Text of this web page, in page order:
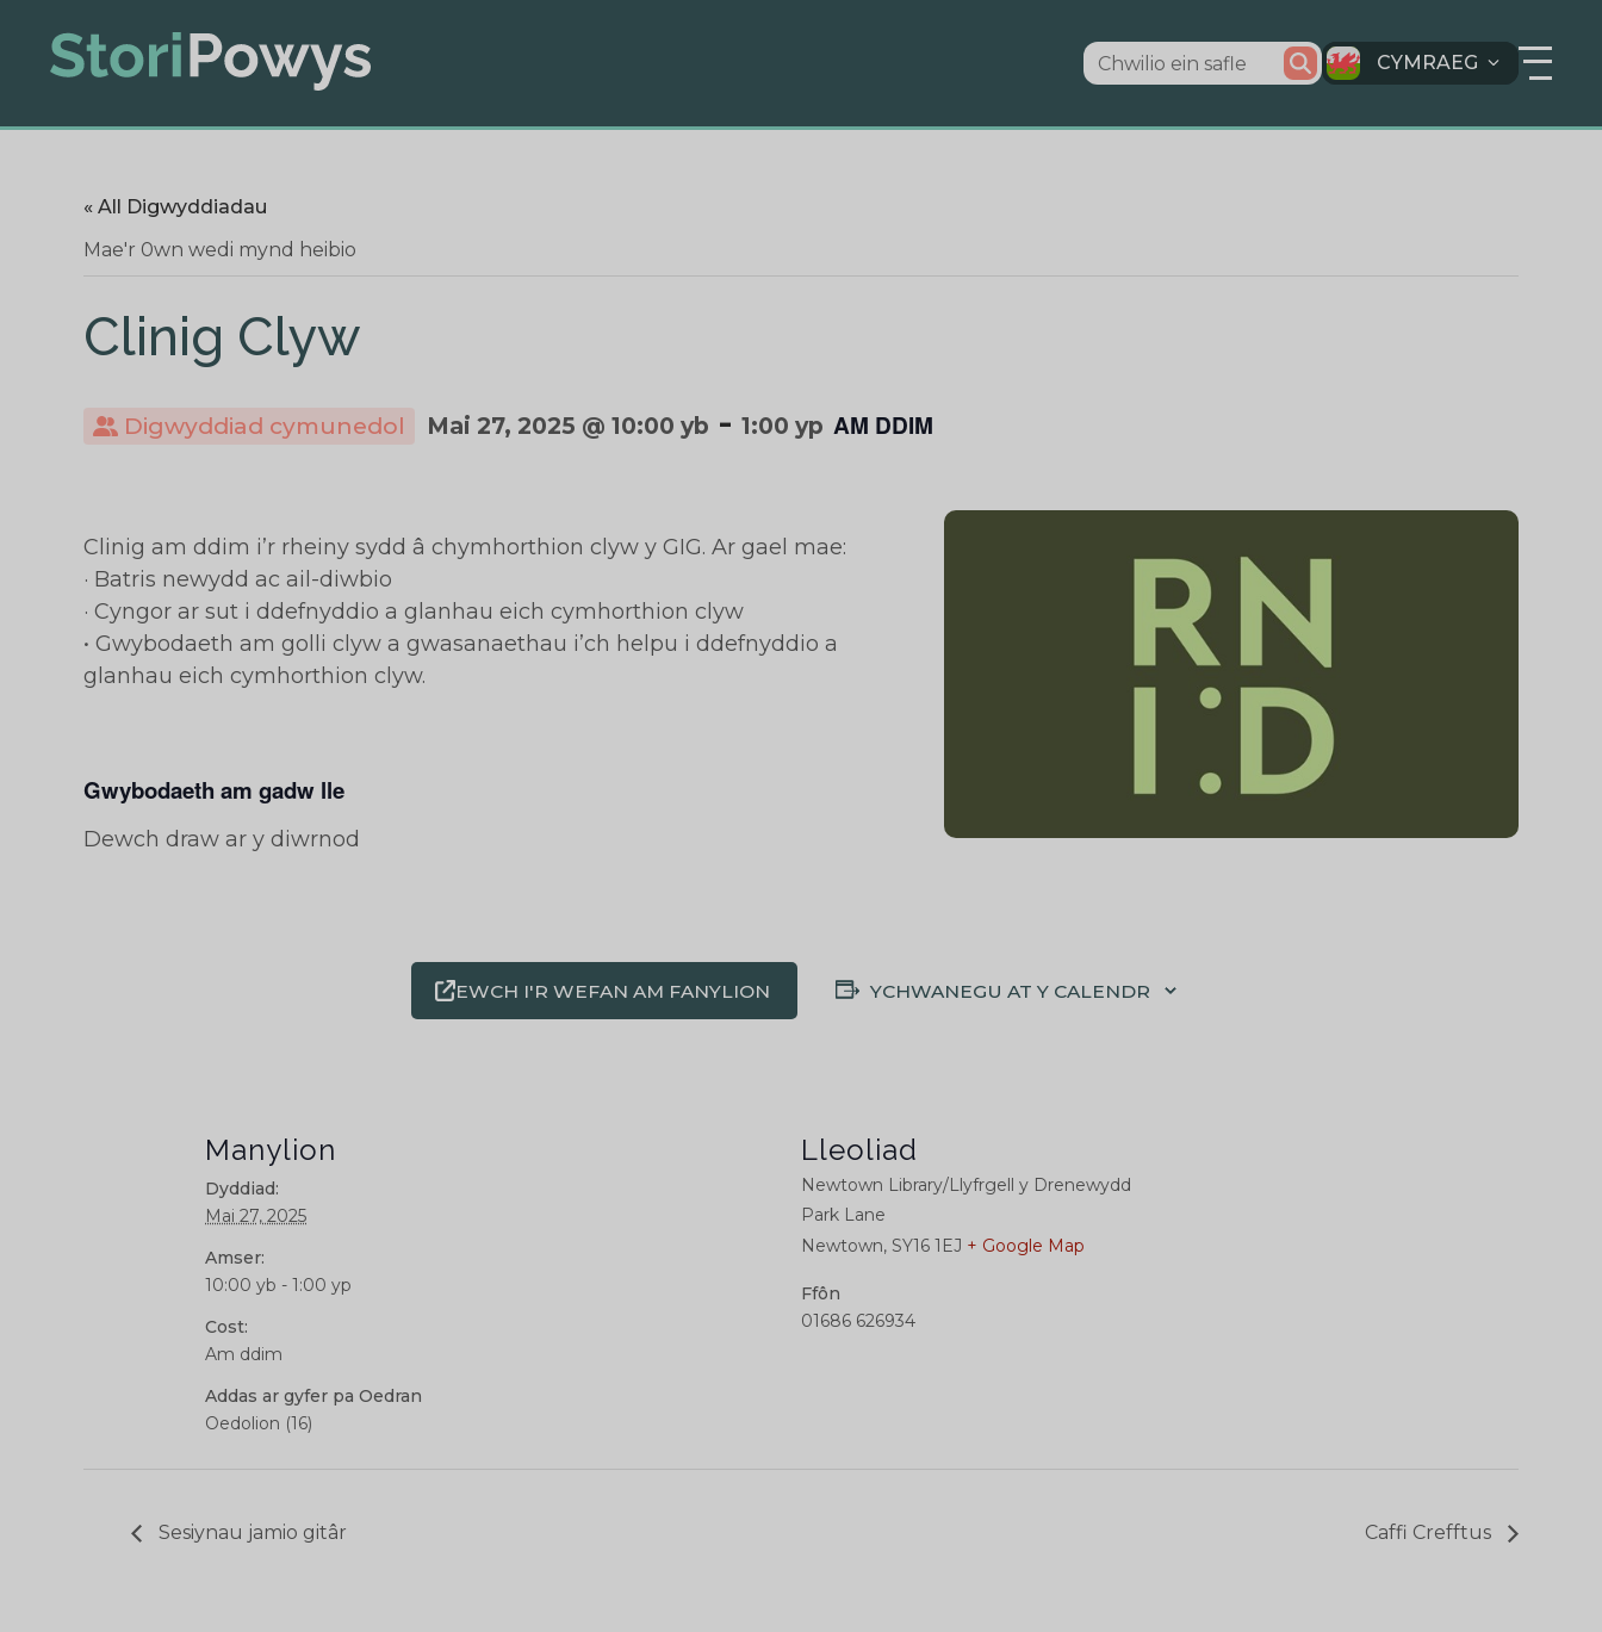
CYMRAEG
« All Digwyddiadau
Mae'r 0wn wedi mynd heibio
Clinig Clyw
Digwyddiad cymunedol Mai 27, 2025 @ 10:00 yb -1:00 yp AM DDIM
Clinig am ddim i’r rheiny sydd â chymhorthion clyw y GIG. Ar gael mae:
· Batris newydd ac ail-diwbio
· Cyngor ar sut i ddefnyddio a glanhau eich cymhorthion clyw
• Gwybodaeth am golli clyw a gwasanaethau i’ch helpu i ddefnyddio a
glanhau eich cymhorthion clyw.
Gwybodaeth am gadw lle
Dewch draw ar y diwrnod
EWCH I'R WEFAN AM FANYLION YCHWANEGU AT Y CALENDR
Manylion
Dyddiad:
Mai 27, 2025
Amser:
10:00 yb - 1:00 yp
Cost:
Am ddim
Addas ar gyfer pa Oedran
Oedolion (16)
Lleoliad
Newtown Library/Llyfrgell y Drenewydd
Park Lane
Newtown, SY16 1EJ + Google Map
Ffôn
01686 626934
Sesiynau jamio gitâr Caffi Crefftus